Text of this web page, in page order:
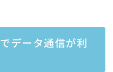
データ通信が利